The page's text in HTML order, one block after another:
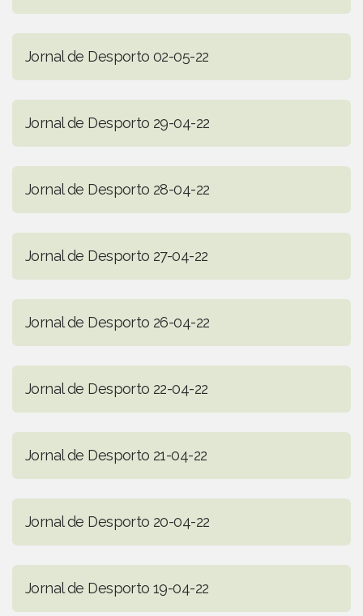
Jornal de Desporto 02-05-22
Jornal de Desporto 29-04-22
Jornal de Desporto 28-04-22
Jornal de Desporto 27-04-22
Jornal de Desporto 26-04-22
Jornal de Desporto 22-04-22
Jornal de Desporto 21-04-22
Jornal de Desporto 20-04-22
Jornal de Desporto 19-04-22